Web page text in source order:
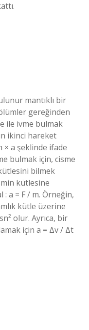
mantıklı bir
gereğinden
ile ivme bulmak
ikinci hareket
× a şeklinde ifade
bulmak için, cisme
bilmek
kütlesine
a = F / m. Örneğin,
kütle üzerine
olur. Ayrıca, bir
için a = Δv / Δt